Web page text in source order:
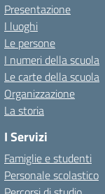
Presentazione
I luoghi
Le persone
I numeri della scuola
Le carte della scuola
Organizzazione
La storia
I Servizi
Famiglie e studenti
Personale scolastico